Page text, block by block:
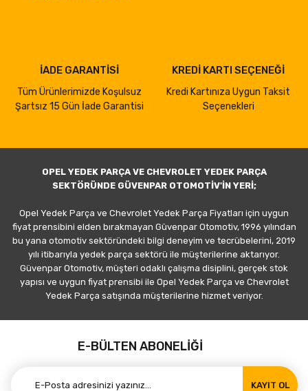
İADE GARANTİSİ
Tüm Ürünlerimizde Koşulsuz
Şartsız 15 Gün İade Garantisi
KREDİ KARTI SEÇENEĞİ
Kredi Kartınıza Uygun Taksit
Seçenekleri
OPEL YEDEK PARÇA VE CHEVROLET YEDEK PARÇA
SEKTÖRÜNDE GÜVENPAR OTOMOTİV'İN YERİ;
Opel Yedek Parça ve Chevrolet Yedek Parça Fiyatları için uygun
fiyat prensibini elden bırakmayan Güvenpar Otomotiv, 1996 yılından
bu yana otomotiv sektöründeki bilgi deneyim ve tecrübelerini, 2019
yılı itibarıyla yedek parça sektörü ile müşterilerine aktarıyor.
Güvenpar Otomotiv, müşteri odaklı çalışma disiplini, gerçek stok
yapısı ve uygun fiyat prensibi ile Opel Yedek Parça ve Chevrolet
Yedek Parça satışında müşterilerine hizmet veriyor.
E-BÜLTEN ABONELİĞİ
KAYIT OL